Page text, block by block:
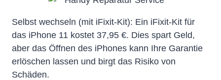
Selbst wechseln (mit iFixit-Kit): Ein iFixit-Kit für
das iPhone 11 kostet 37,95 €. Dies spart Geld,
aber das Öffnen des iPhones kann Ihre Garantie
erlöschen lassen und birgt das Risiko von
Schäden.